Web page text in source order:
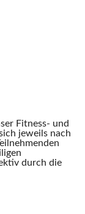
Fitness- und
jeweils nach
durch die